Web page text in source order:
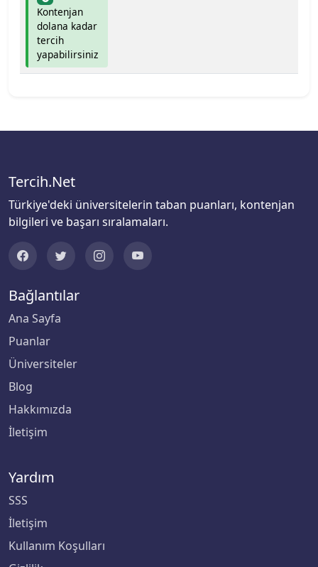
İstanbul Nişantaşı Üniversitesi
İstanbul Okan Üniversitesi
İstanbul Sağlık ve Sosyal Bilimler Meslek Y.O.
İstanbul Sağlık ve Teknoloji Üniversitesi
İstanbul Şişli Meslek Y.O.
İstanbul Teknik Üniversitesi
İstanbul Ticaret Üniversitesi
İstanbul Topkapı Üniversitesi
İstanbul Üniversitesi-Cerrahpaşa
Kontenjan
dolana kadar
tercih
yapabilirsiniz
Tercih.Net
Türkiye'deki üniversitelerin taban puanları, kontenjan
bilgileri ve başarı sıralamaları.
Bağlantılar
Ana Sayfa
Puanlar
Üniversiteler
Blog
Hakkımızda
İletişim
Yardım
SSS
İletişim
Kullanım Koşulları